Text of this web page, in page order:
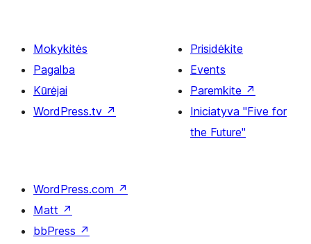
Mokykitės
Pagalba
Kūrėjai
WordPress.tv ↗
Prisidėkite
Events
Paremkite ↗
Iniciatyva "Five for
the Future"
WordPress.com ↗
Matt ↗
bbPress ↗